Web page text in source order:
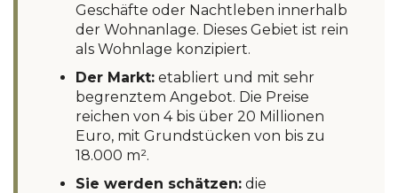
Geschäfte oder Nachtleben innerhalb
der Wohnanlage. Dieses Gebiet ist rein
als Wohnlage konzipiert.
Der Markt: etabliert und mit sehr
begrenztem Angebot. Die Preise
reichen von 4 bis über 20 Millionen
Euro, mit Grundstücken von bis zu
18.000 m².
Sie werden schätzen: die